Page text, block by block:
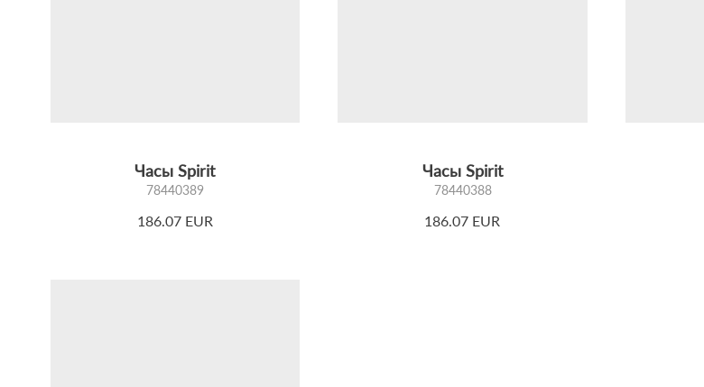
Часы Spirit
78440389
186.07 EUR
Часы Spirit
78440388
186.07 EUR